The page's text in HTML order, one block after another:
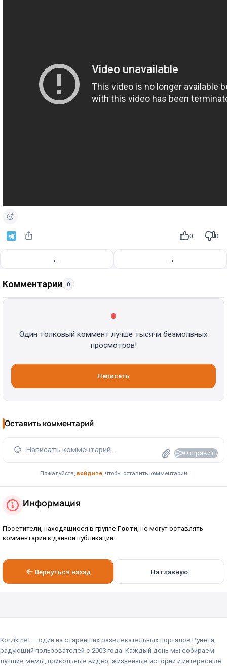
0 0
← →
Комментарии 0
Один толковый коммент лучше тысячи безмолвных
просмотров!
Написать
Оставить комментарий
😊 Написать комментарий... Отправить
Пожалуйста, войдите, чтобы оставить комментарий
Информация
Посетители, находящиеся в группе Гости, не могут оставлять
комментарии к данной публикации.
Вернуться назад На главную
Korzik.net — один из старейших развлекательных порталов Рунета,
радующий пользователей с 2003 года. Каждый день мы собираем
лучшие мемы, прикольные видео, жизненные истории и интересные